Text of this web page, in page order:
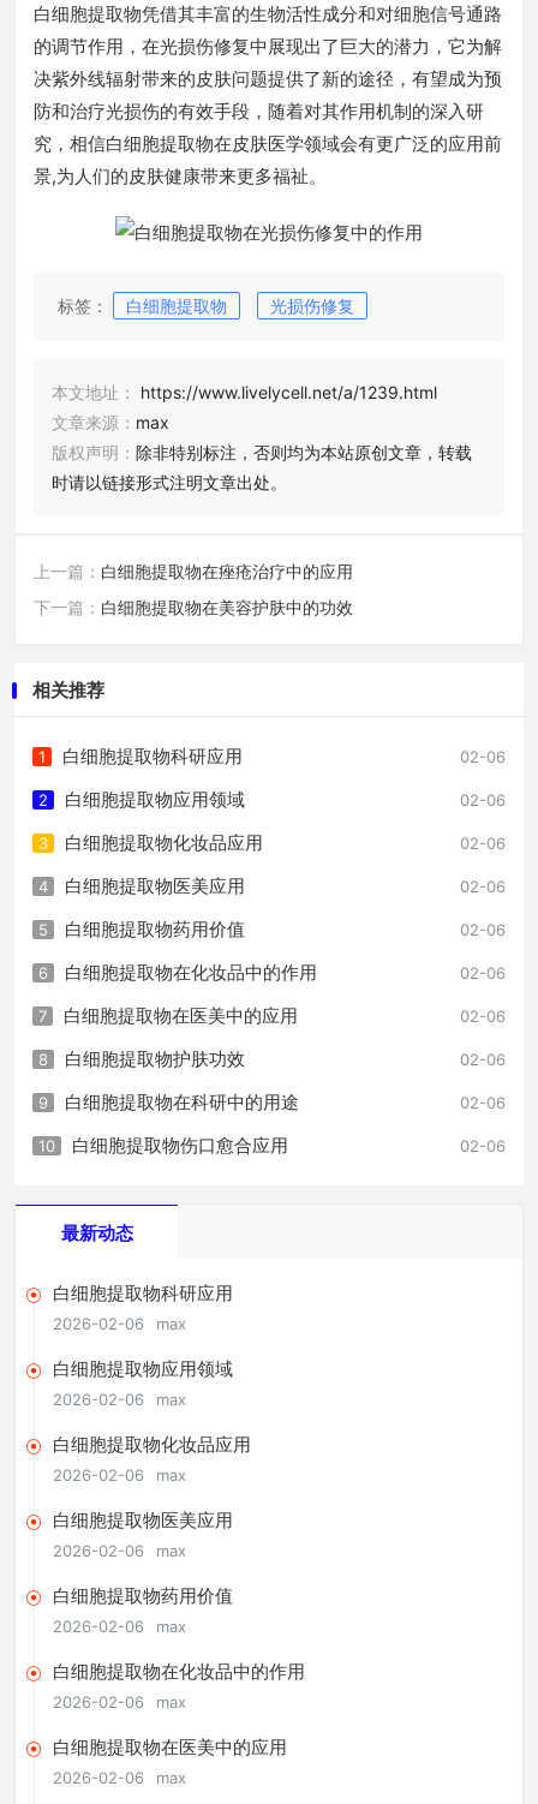
白细胞提取物凭借其丰富的生物活性成分和对细胞信号通路
的调节作用，在光损伤修复中展现出了巨大的潜力，它为解
决紫外线辐射带来的皮肤问题提供了新的途径，有望成为预
防和治疗光损伤的有效手段，随着对其作用机制的深入研
究，相信白细胞提取物在皮肤医学领域会有更广泛的应用前
景,为人们的皮肤健康带来更多福祉。
标签： 白细胞提取物 光损伤修复
本文地址：
https://www.livelycell.net/a/1239.html
文章来源： max
版权声明： 除非特别标注，否则均为本站原创文章，转载
时请以链接形式注明文章出处。
上一篇： 白细胞提取物在痤疮治疗中的应用
下一篇： 白细胞提取物在美容护肤中的功效
相关推荐
02-06
1 白细胞提取物科研应用
02-06
2 白细胞提取物应用领域
02-06
3 白细胞提取物化妆品应用
02-06
4 白细胞提取物医美应用
02-06
5 白细胞提取物药用价值
02-06
6 白细胞提取物在化妆品中的作用
02-06
7 白细胞提取物在医美中的应用
02-06
8 白细胞提取物护肤功效
02-06
9 白细胞提取物在科研中的用途
02-06
10 白细胞提取物伤口愈合应用
最新动态
白细胞提取物科研应用
2026-02-06 max
白细胞提取物应用领域
2026-02-06 max
白细胞提取物化妆品应用
2026-02-06 max
白细胞提取物医美应用
2026-02-06 max
白细胞提取物药用价值
2026-02-06 max
白细胞提取物在化妆品中的作用
2026-02-06 max
白细胞提取物在医美中的应用
2026-02-06 max